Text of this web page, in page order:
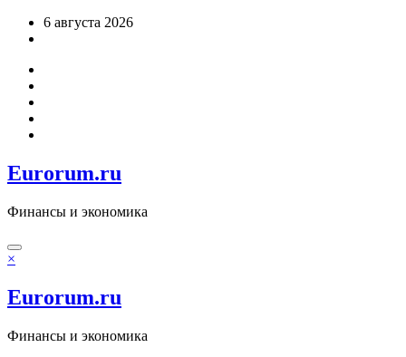
Перейти6 августа 2026
Eurorum.ru
Финансы и экономика
×
Eurorum.ru
Финансы и экономика